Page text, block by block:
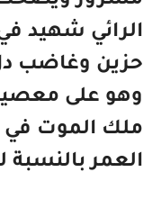
الرائي شهيد
حزين وغاضب
وهو على
ملك الموت في
العمر بالنسبة